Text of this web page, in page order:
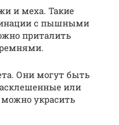
и меха. Такие
с пышными
приталить
Они могут быть
или
украсить